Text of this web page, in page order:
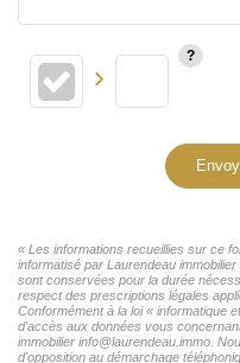
« Les informations recueillies sur ce
informatisé par Laurendeau
sont conservées pour la durée
respect des prescriptions légales
Conformément à la loi « informatique
d'accès aux données vous
immobilier info@laurendeau.immo.
d'opposition au démarchage